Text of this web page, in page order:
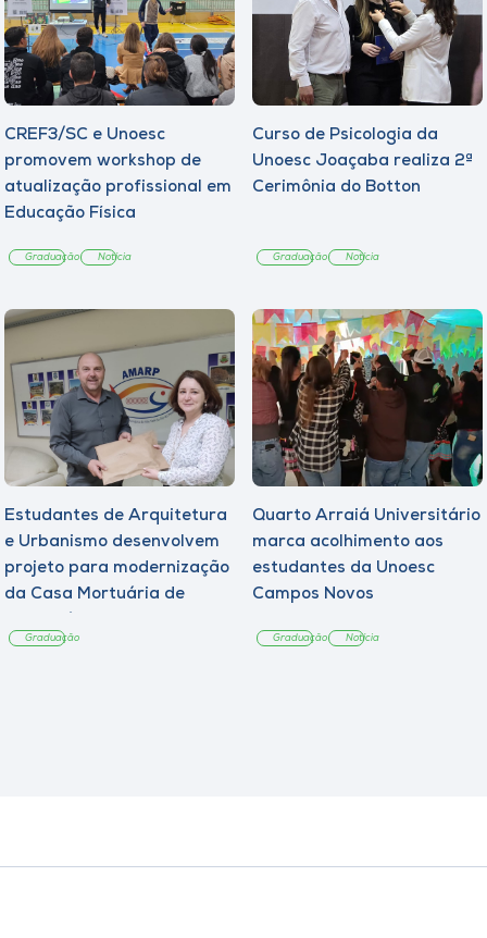
CREF3/SC e Unoesc
promovem workshop de
atualização profissional em
Educação Física
Graduação Notícia
Curso de Psicologia da
Unoesc Joaçaba realiza 2ª
Cerimônia do Botton
Graduação Notícia
Estudantes de Arquitetura
e Urbanismo desenvolvem
projeto para modernização
da Casa Mortuária de
Graduação
Quarto Arraiá Universitário
marca acolhimento aos
estudantes da Unoesc
Campos Novos
Graduação Notícia